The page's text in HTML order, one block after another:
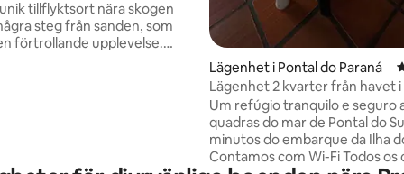
tillflyktsort nära skogen
steg från sanden, som
förtrollande upplevelse.
Lägenhet i Pontal do Paraná
Lägenhet 2 kvarter från havet i
Sul - PR
Um refúgio tranquilo e seguro
quadras do mar de Pontal do
minutos do embarque da Ilha
Contamos com Wi-Fi Todos os cômodos